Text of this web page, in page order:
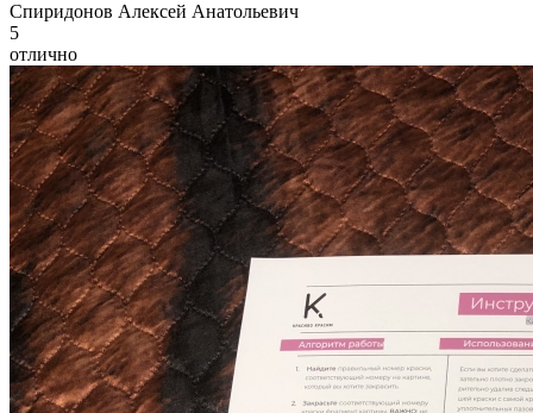
Спиридонов Алексей Анатольевич
5
отлично